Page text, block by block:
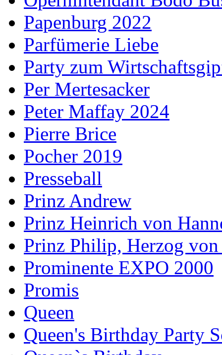
Papenburg 2022
Parfümerie Liebe
Party zum
Per Mertesacker
Peter Maffay 2024
Pierre Brice
Pocher 2019
Presseball
Prinz Andrew
Prinz Heinrich von
Prinz Philip, Herzog
Prominente EXPO 2000
Promis
Queen
Queen's Birthday Party